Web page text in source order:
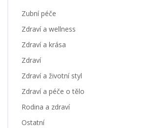
Zubní péče
Zdraví a wellness
Zdraví a krása
Zdraví
Zdraví a životní styl
Zdraví a péče o tělo
Rodina a zdraví
Ostatní